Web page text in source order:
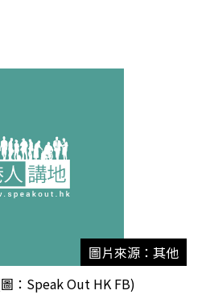
圖片來源：其他
圖：Speak Out HK FB)